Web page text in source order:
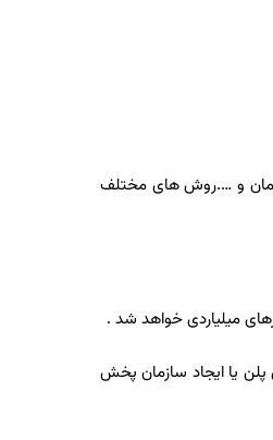
و ….روش های مختلف
میلیاردی خواهد شد .
پلن یا ایجاد سازمان پخش